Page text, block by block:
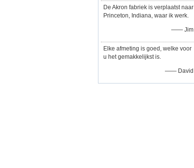
De Akron fabriek is verplaatst naar
Princeton, Indiana, waar ik werk.
—— Jim
Elke afmeting is goed, welke voor
u het gemakkelijkst is.
—— David